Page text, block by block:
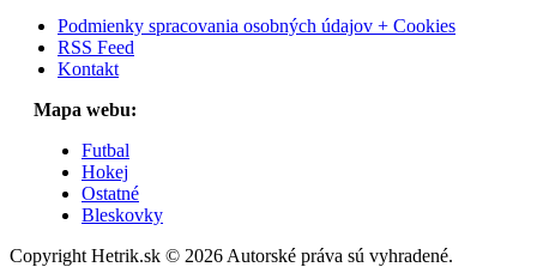
Podmienky spracovania osobných údajov + Cookies
RSS Feed
Kontakt
Mapa webu:
Futbal
Hokej
Ostatné
Bleskovky
Copyright Hetrik.sk © 2026 Autorské práva sú vyhradené.